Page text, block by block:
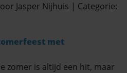
Jasper Nijhuis | Categorie:
met
zomer is altijd een hit, maar